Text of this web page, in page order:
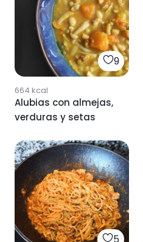
9
664 kcal
Alubias con almejas,
verduras y setas